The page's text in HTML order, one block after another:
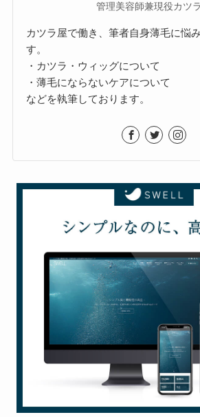
管理美容師兼現役カツ
カツラ屋で働き、筆者自身薄毛に悩
す。
・カツラ・ウィッグについて
・薄毛にならないケアについて
などを執筆しております。